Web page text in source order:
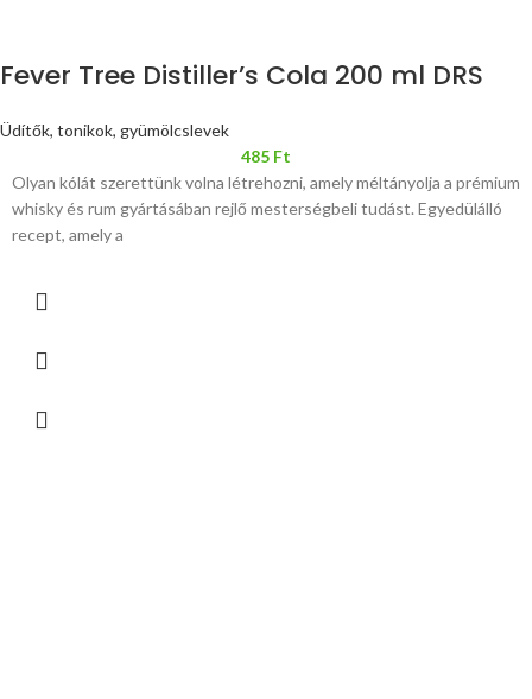
Fever Tree Distiller’s Cola 200 ml DRS
Üdítők, tonikok, gyümölcslevek
485 Ft
Olyan kólát szerettünk volna létrehozni, amely méltányolja a prémium
whisky és rum gyártásában rejlő mesterségbeli tudást. Egyedülálló
recept, amely a